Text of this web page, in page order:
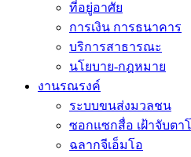
ที่อยู่อาศัย
การเงิน การธนาคาร
บริการสาธารณะ
นโยบาย-กฎหมาย
งานรณรงค์
ระบบขนส่งมวลชน
ซอกแซกสื่อ เฝ้าจับตา
ฉลากจีเอ็มโอ